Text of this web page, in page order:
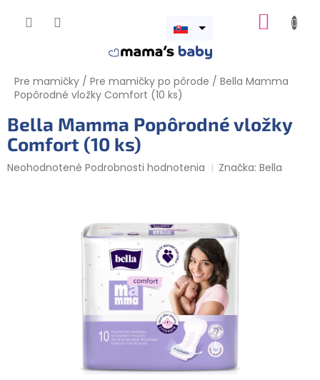
Otvoriť
Pre mamičky / Pre mamičky po pôrode / Bella Mamma
Popôrodné vložky Comfort (10 ks)
Bella Mamma Popôrodné vložky
Comfort (10 ks)
Priemerné
Neohodnotené Podrobnosti hodnotenia Značka:Bella